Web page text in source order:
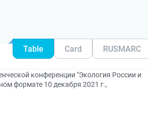
Table Card RUSMARC
конференции "Экология России и
формате 10 декабря 2021 г.,